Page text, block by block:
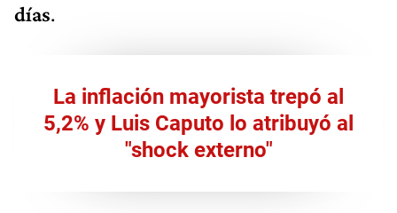
días.
La inflación mayorista trepó al
5,2% y Luis Caputo lo atribuyó al
"shock externo"